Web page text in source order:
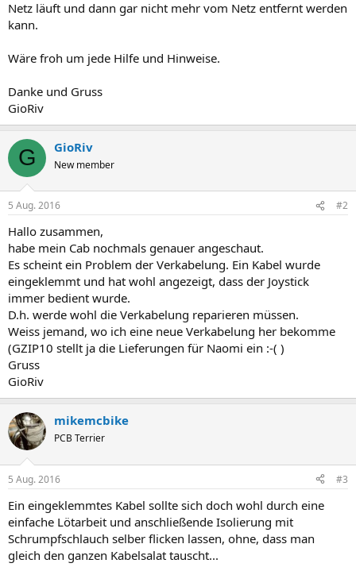
Netz läuft und dann gar nicht mehr vom Netz entfernt werden
kann.
Wäre froh um jede Hilfe und Hinweise.
Danke und Gruss
GioRiv
G GioRiv
New member
5 Aug. 2016 #2
Hallo zusammen,
habe mein Cab nochmals genauer angeschaut.
Es scheint ein Problem der Verkabelung. Ein Kabel wurde
eingeklemmt und hat wohl angezeigt, dass der Joystick
immer bedient wurde.
D.h. werde wohl die Verkabelung reparieren müssen.
Weiss jemand, wo ich eine neue Verkabelung her bekomme
(GZIP10 stellt ja die Lieferungen für Naomi ein :-( )
Gruss
GioRiv
mikemcbike
PCB Terrier
5 Aug. 2016 #3
Ein eingeklemmtes Kabel sollte sich doch wohl durch eine
einfache Lötarbeit und anschließende Isolierung mit
Schrumpfschlauch selber flicken lassen, ohne, dass man
gleich den ganzen Kabelsalat tauscht...